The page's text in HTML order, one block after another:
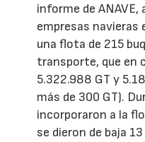
informe de ANAVE,
empresas navieras
una flota de 215
transporte, que en
5.322.988 GT y
más de 300 GT).
incorporaron a la
se dieron de baja